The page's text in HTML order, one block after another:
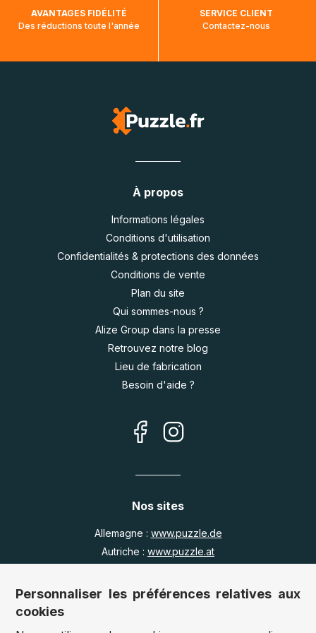
AVANTAGES FIDÉLITÉ
Des réductions toute l'année
SERVICE CLIENT
Contactez-nous
À propos
Informations légales
Conditions d'utilisation
Confidentialités & protections des données
Conditions de vente
Plan du site
Qui sommes-nous ?
Alize Group dans la presse
Retrouvez notre blog
Lieu de fabrication
Besoin d'aide ?
Nos sites
Allemagne : www.puzzle.de
Autriche : www.puzzle.at
Royaume Uni :
www.jigsawpuzzle.co.uk
Personnaliser les préférences relatives aux
cookies